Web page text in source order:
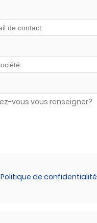
Politique de confidentialité